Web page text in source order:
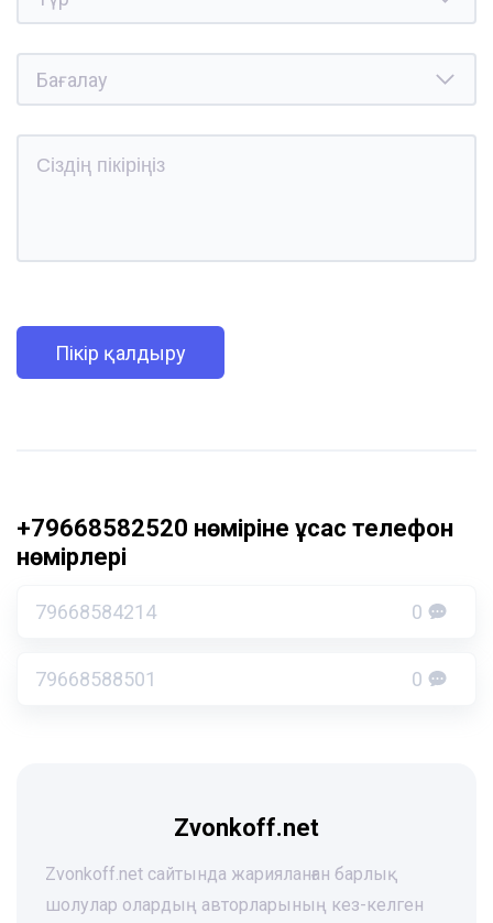
Пікір қалдыру
+79668582520 нөміріне ұқсас телефон
нөмірлері
79668584214 0
79668588501 0
Zvonkoff.net
Zvonkoff.net сайтында жарияланған барлық
шолулар олардың авторларының кез-келген